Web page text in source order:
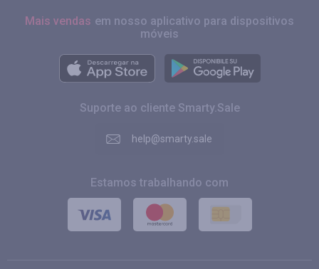
Mais vendas em nosso aplicativo para dispositivos
móveis
Suporte ao cliente Smarty.Sale
help@smarty.sale
Estamos trabalhando com